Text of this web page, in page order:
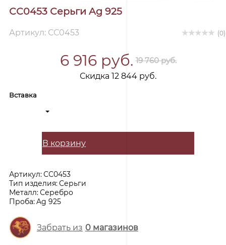
СС0453 Серьги Ag 925
Артикул: СС0453 (0)
6 916 руб. 19 760 руб.
Скидка 12 844 руб.
Вставка
В корзину
Артикул:СС0453
Тип изделия:Серьги
Металл:Серебро
Проба:Ag 925
Забрать из 0магазинов